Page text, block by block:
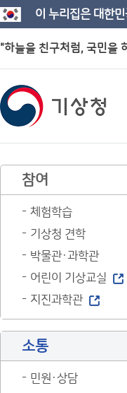
이 누리집은 대한
"하늘을 친구처럼, 국민을
참여
체험학습
기상청 견학
박물관·과학관
어린이 기상교실
지진과학관
소통
민원·상담